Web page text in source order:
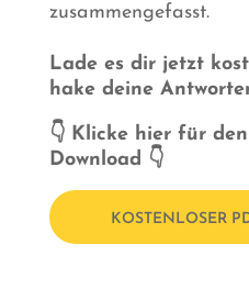
zusammengefasst.
Lade es dir jetzt
hake deine
👇 Klicke hier für
Download 👇
KOSTENLOSER